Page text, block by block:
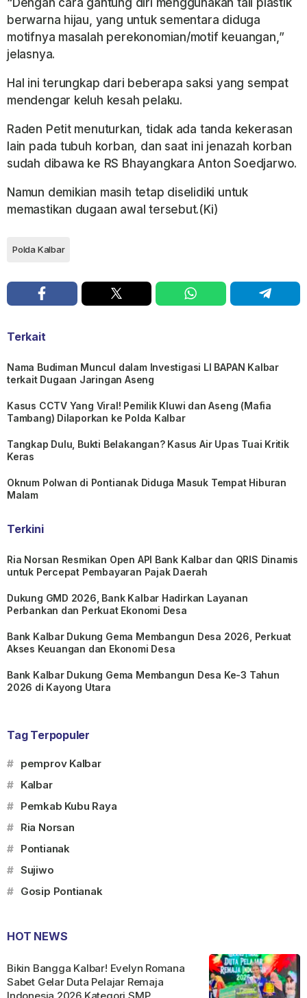
berwarna hijau, yang untuk sementara diduga
motifnya masalah perekonomian/motif keuangan,”
jelasnya.
Hal ini terungkap dari beberapa saksi yang sempat
mendengar keluh kesah pelaku.
Raden Petit menuturkan, tidak ada tanda kekerasan
lain pada tubuh korban, dan saat ini jenazah korban
sudah dibawa ke RS Bhayangkara Anton Soedjarwo.
Namun demikian masih tetap diselidiki untuk
memastikan dugaan awal tersebut.(Ki)
Polda Kalbar
Terkait
Nama Budiman Muncul dalam Investigasi LI BAPAN Kalbar
terkait Dugaan Jaringan Aseng
Kasus CCTV Yang Viral! Pemilik Kluwi dan Aseng (Mafia
Tambang) Dilaporkan ke Polda Kalbar
Tangkap Dulu, Bukti Belakangan? Kasus Air Upas Tuai Kritik
Keras
Oknum Polwan di Pontianak Diduga Masuk Tempat Hiburan
Malam
Terkini
Ria Norsan Resmikan Open API Bank Kalbar dan QRIS Dinamis
untuk Percepat Pembayaran Pajak Daerah
Dukung GMD 2026, Bank Kalbar Hadirkan Layanan
Perbankan dan Perkuat Ekonomi Desa
Bank Kalbar Dukung Gema Membangun Desa 2026, Perkuat
Akses Keuangan dan Ekonomi Desa
Bank Kalbar Dukung Gema Membangun Desa Ke-3 Tahun
2026 di Kayong Utara
Tag Terpopuler
# pemprov Kalbar
# Kalbar
# Pemkab Kubu Raya
# Ria Norsan
# Pontianak
# Sujiwo
# Gosip Pontianak
HOT NEWS
Bikin Bangga Kalbar! Evelyn Romana
Sabet Gelar Duta Pelajar Remaja
Indonesia 2026 Kategori SMP